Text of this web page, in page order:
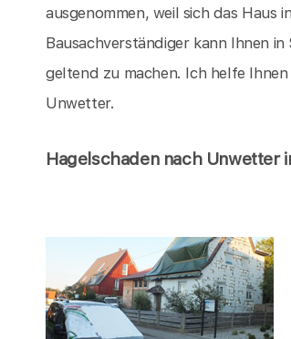
ausgenommen, weil sich das Haus
Bausachverständiger kann Ihnen
geltend zu machen. Ich helfe
Unwetter.
Hagelschaden nach Unwetter